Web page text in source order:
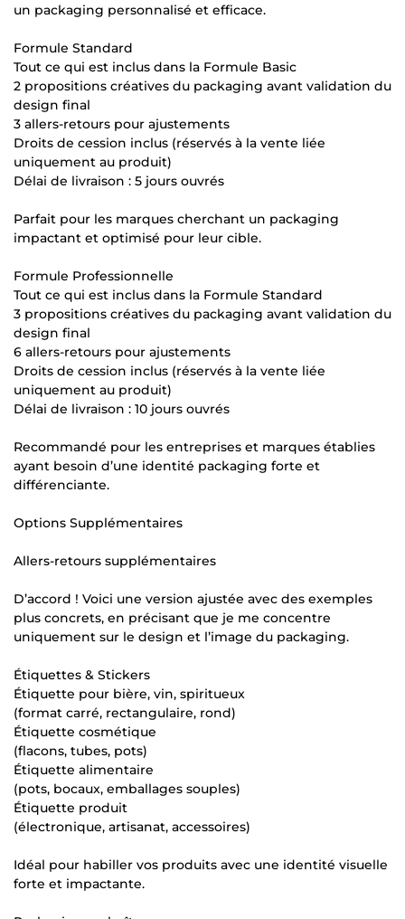
un packaging personnalisé et efficace.
Formule Standard
Tout ce qui est inclus dans la Formule Basic
2 propositions créatives du packaging avant validation du
design final
3 allers-retours pour ajustements
Droits de cession inclus (réservés à la vente liée
uniquement au produit)
Délai de livraison : 5 jours ouvrés
Parfait pour les marques cherchant un packaging
impactant et optimisé pour leur cible.
Formule Professionnelle
Tout ce qui est inclus dans la Formule Standard
3 propositions créatives du packaging avant validation du
design final
6 allers-retours pour ajustements
Droits de cession inclus (réservés à la vente liée
uniquement au produit)
Délai de livraison : 10 jours ouvrés
Recommandé pour les entreprises et marques établies
ayant besoin d’une identité packaging forte et
différenciante.
Options Supplémentaires
Allers-retours supplémentaires
D’accord ! Voici une version ajustée avec des exemples
plus concrets, en précisant que je me concentre
uniquement sur le design et l’image du packaging.
Étiquettes & Stickers
Étiquette pour bière, vin, spiritueux
(format carré, rectangulaire, rond)
Étiquette cosmétique
(flacons, tubes, pots)
Étiquette alimentaire
(pots, bocaux, emballages souples)
Étiquette produit
(électronique, artisanat, accessoires)
Idéal pour habiller vos produits avec une identité visuelle
forte et impactante.